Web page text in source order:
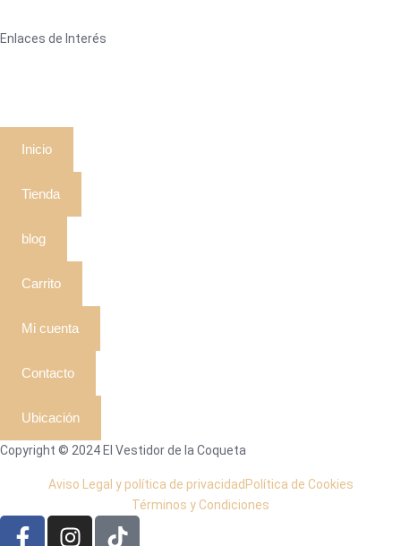
Enlaces de Interés
Inicio
Tienda
blog
Carrito
Mi cuenta
Contacto
Ubicación
Copyright © 2024 El Vestidor de la Coqueta
Aviso Legal y política de privacidad Política de Cookies
Términos y Condiciones